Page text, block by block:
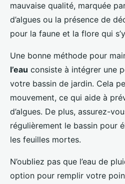
mauvaise qualité, marquée
d’algues ou la présence de
pour la faune et la flore qui
Une bonne méthode pour
l’eau consiste à intégrer une
votre bassin de jardin. Cela
mouvement, ce qui aide à
d’algues. De plus, assurez-
régulièrement le bassin pour
les feuilles mortes.
N’oubliez pas que l’eau de
option pour remplir votre